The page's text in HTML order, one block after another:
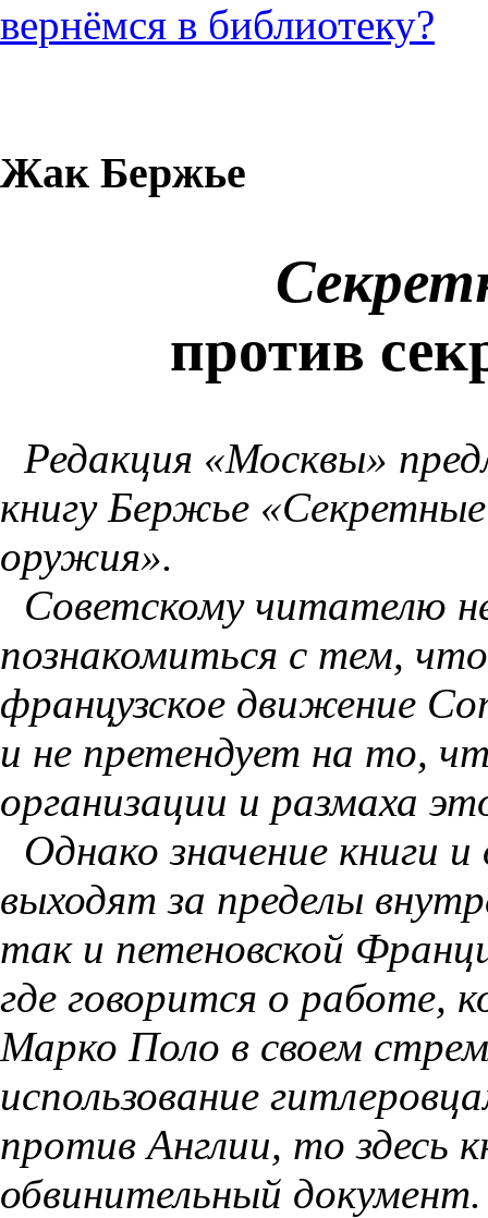
вернёмся в библиотеку?
Жак Бержье
против
Редакция «Москвы»
книгу Бержье
оружия».
Советскому читателю
познакомиться с тем,
французское движение
и не претендует на то,
организации и размаха
Однако значение книги
выходят за пределы
так и петеновской
где говорится о работе,
Марко Поло в своем
использование
против Англии, то здесь
обвинительный